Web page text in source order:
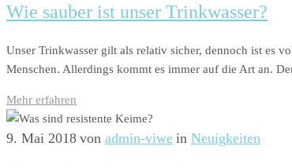
Wie sauber ist unser Trinkwasser?
Unser Trinkwasser gilt als relativ sicher, dennoch ist es
Menschen. Allerdings kommt es immer auf die Art an.
Mehr erfahren
9. Mai 2018 von admin-viwe in Neuigkeiten